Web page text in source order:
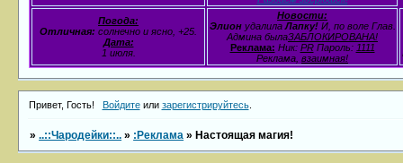
Погода:
Отличная: солнечно и ясно, +25.
Дата:
1 июля.
Новости:
ЭлионудалилаЛапку!И, по воле Глав.
Админа былаЗАБЛОКИРОВАНА!
Реклама: Ник: PRПароль: 1111
Реклама, взаимная!
Привет, Гость! Войдитеили зарегистрируйтесь.
»..::Чародейки::.. » :Реклама »Настоящая магия!